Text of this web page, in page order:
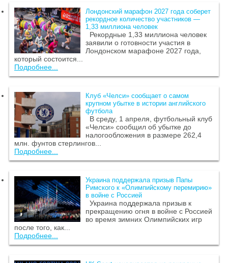
Лондонский марафон 2027 года соберет
рекордное количество участников —
1,33 миллиона человек
Рекордные 1,33 миллиона человек
заявили о готовности участия в
Лондонском марафоне 2027 года,
который состоится...
Подробнее...
Клуб «Челси» сообщает о самом
крупном убытке в истории английского
футбола
В среду, 1 апреля, футбольный клуб
«Челси» сообщил об убытке до
налогообложения в размере 262,4
млн. фунтов стерлингов...
Подробнее...
Украина поддержала призыв Папы
Римского к «Олимпийскому перемирию»
в войне с Россией
Украина поддержала призыв к
прекращению огня в войне с Россией
во время зимних Олимпийских игр
после того, как...
Подробнее...